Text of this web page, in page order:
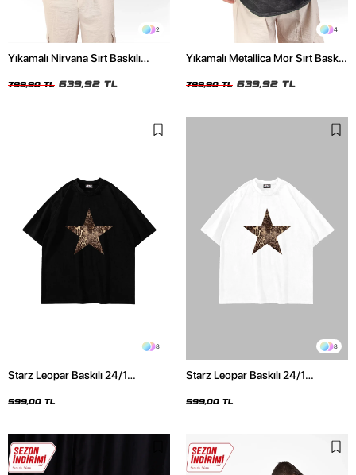
2
Yıkamalı Nirvana Sırt Baskılı
799,90 TL 639,92 TL
4
Yıkamalı Metallica Mor Sırt Baskılı
799,90 TL 639,92 TL
8
Starz Leopar Baskılı 24/1
599,00 TL
8
Starz Leopar Baskılı 24/1
599,00 TL